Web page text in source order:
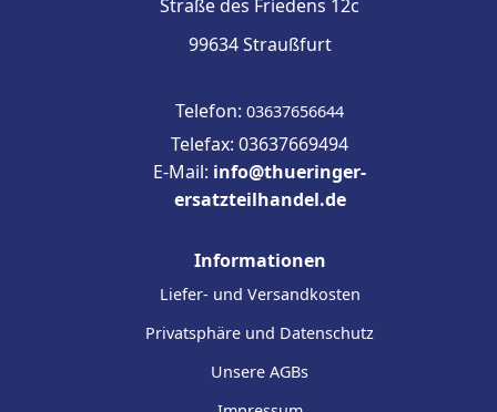
Straße des Friedens 12c
99634 Straußfurt
Telefon: 03637656644
Telefax: 03637669494
E-Mail: info@thueringer-
ersatzteilhandel.de
Informationen
Liefer- und Versandkosten
Privatsphäre und Datenschutz
Unsere AGBs